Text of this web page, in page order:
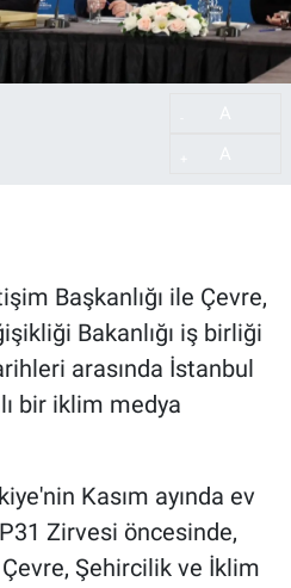
Başkanlığı ile Çevre,
Bakanlığı iş birliği
arasında İstanbul
bir iklim medya
Kasım ayında ev
Zirvesi öncesinde,
Şehircilik ve İklim